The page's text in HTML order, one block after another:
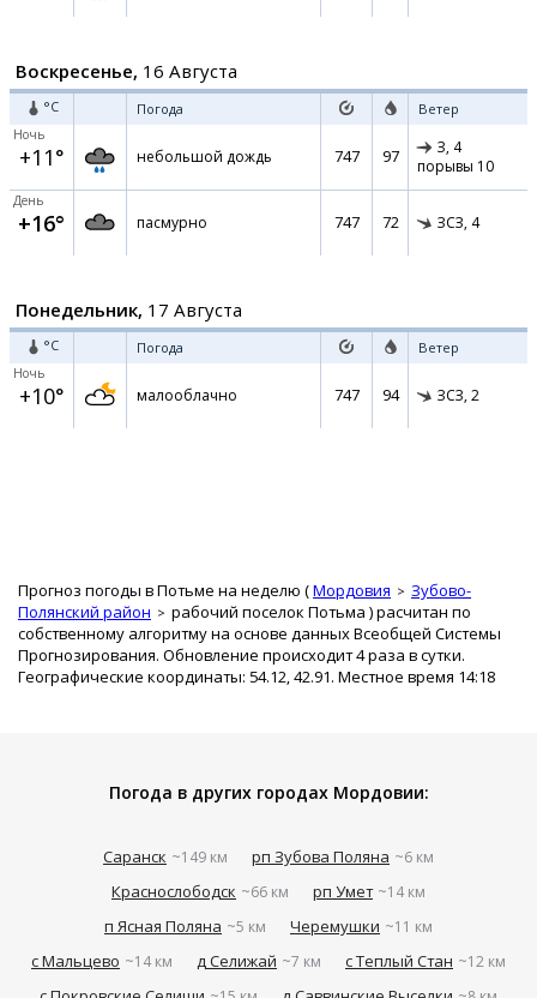
Воскресенье, 16 Августа
°C Погода Ветер
Ночь
+11° небольшой дождь 747 97 З, 4
порывы 10
День
+16° пасмурно 747 72 ЗСЗ, 4
Понедельник, 17 Августа
°C Погода Ветер
Ночь
+10° малооблачно 747 94 ЗСЗ, 2
Прогноз погоды в Потьме на неделю (Мордовия
Зубово-
Полянский район
рабочий поселок Потьма ) расчитан по
собственному алгоритму на основе данных Всеобщей Системы
Прогнозирования. Обновление происходит 4 раза в сутки.
Географические координаты: 54.12, 42.91. Местное время 14:18
Погода в других городах Мордовии:
Саранск ~149 км рп Зубова Поляна ~6 км
Краснослободск ~66 км рп Умет ~14 км
п Ясная Поляна ~5 км Черемушки ~11 км
с Мальцево ~14 км д Селижай ~7 км с Теплый Стан ~12 км